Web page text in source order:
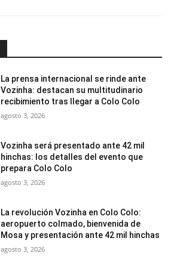
La prensa internacional se rinde ante
Vozinha: destacan su multitudinario
recibimiento tras llegar a Colo Colo
agosto 3, 2026
Vozinha será presentado ante 42 mil
hinchas: los detalles del evento que
prepara Colo Colo
agosto 3, 2026
La revolución Vozinha en Colo Colo:
aeropuerto colmado, bienvenida de
Mosa y presentación ante 42 mil hinchas
agosto 3, 2026